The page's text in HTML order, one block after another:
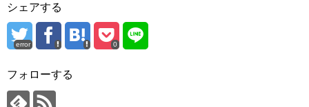
シェアする
error 0
フォローする